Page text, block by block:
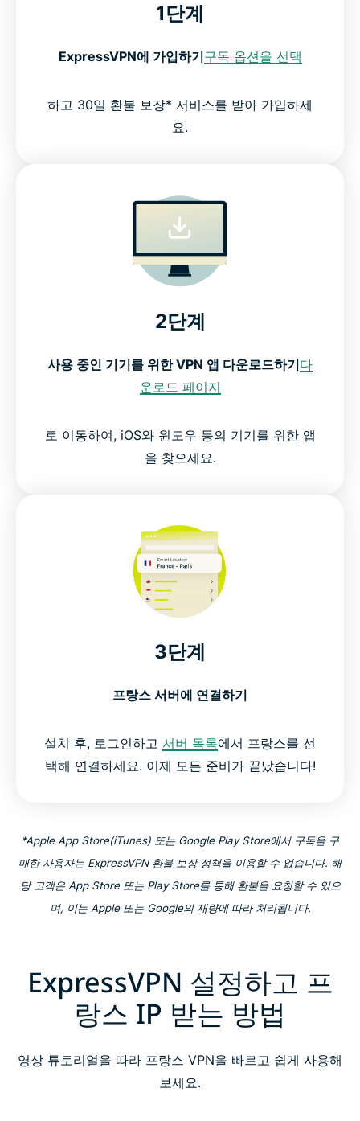
1단계
ExpressVPN에 가입하기구독 옵션을 선택
하고 30일 환불 보장* 서비스를 받아 가입하세
요.
2단계
사용 중인 기기를 위한 VPN 앱 다운로드하기다
운로드 페이지
로 이동하여, iOS와 윈도우 등의 기기를 위한 앱
을 찾으세요.
3단계
프랑스 서버에 연결하기
설치 후, 로그인하고 서버 목록에서 프랑스를 선
택해 연결하세요. 이제 모든 준비가 끝났습니다!
*Apple App Store(iTunes) 또는 Google Play Store에서 구독을 구
매한 사용자는 ExpressVPN 환불 보장 정책을 이용할 수 없습니다. 해
당 고객은 App Store 또는 Play Store를 통해 환불을 요청할 수 있으
며, 이는 Apple 또는 Google의 재량에 따라 처리됩니다.
ExpressVPN 설정하고 프
랑스 IP 받는 방법
영상 튜토리얼을 따라 프랑스 VPN을 빠르고 쉽게 사용해
보세요.